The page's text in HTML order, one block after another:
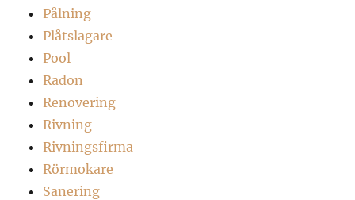
Pålning
Plåtslagare
Pool
Radon
Renovering
Rivning
Rivningsfirma
Rörmokare
Sanering